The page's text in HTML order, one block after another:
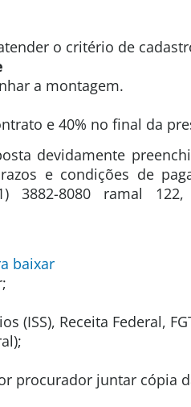
o critério de
a montagem.
e 40% no final da
devidamente
e condições de
3882-8080 ramal
baixar
(ISS), Receita Federal,
procurador juntar cópia